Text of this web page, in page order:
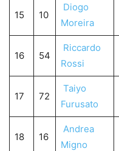
15 10
Diogo
Moreira
16 54
Riccardo
Rossi
17 72
Taiyo
Furusato
18 16
Andrea
Migno